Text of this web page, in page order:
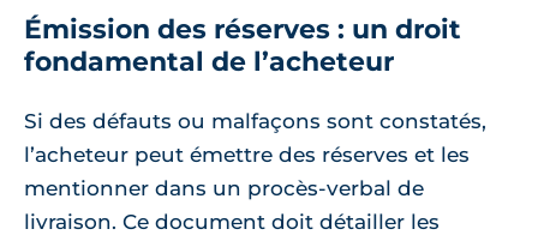
Émission des réserves : un droit
fondamental de l’acheteur
Si des défauts ou malfaçons sont constatés,
l’acheteur peut émettre des réserves et les
mentionner dans un procès-verbal de
livraison. Ce document doit détailler les